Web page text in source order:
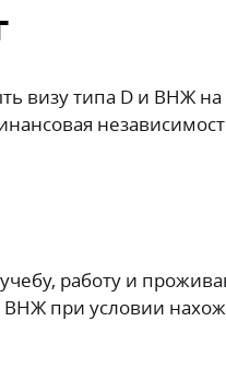
визу типа D и ВНЖ на
работу и
при условии